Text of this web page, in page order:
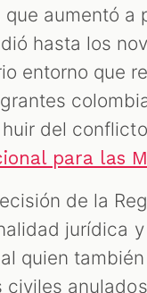
que aumentó a
hasta los
entorno que
del
para las
de la
jurídica
quien
civiles